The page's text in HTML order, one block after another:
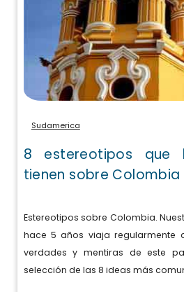
Sudamerica
8 estereotipos que
tienen sobre Colombia
Estereotipos sobre Colombia.
hace 5 años viaja regularmente
verdades y mentiras de este
selección de las 8 ideas más